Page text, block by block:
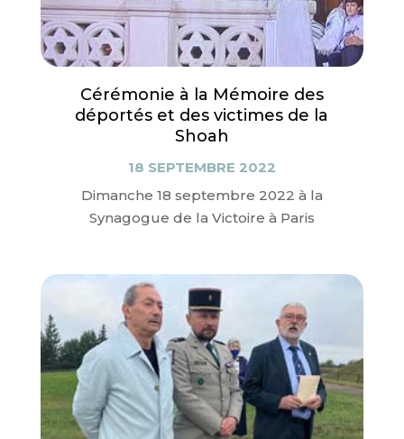
Cérémonie à la Mémoire des
déportés et des victimes de la
Shoah
18 SEPTEMBRE 2022
Dimanche 18 septembre 2022 à la
Synagogue de la Victoire à Paris